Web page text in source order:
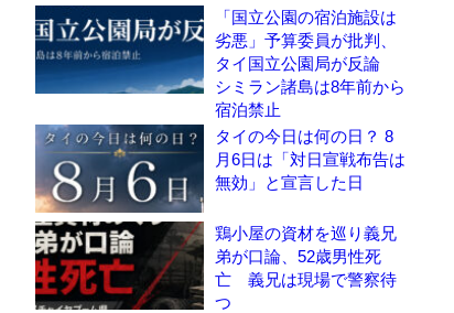
「国立公園の宿泊施設は
劣悪」予算委員が批判、
タイ国立公園局が反論
シミラン諸島は8年前から
宿泊禁止
タイの今日は何の日？ 8
月6日は「対日宣戦布告は
無効」と宣言した日
鶏小屋の資材を巡り義兄
弟が口論、52歳男性死
亡 義兄は現場で警察待
つ